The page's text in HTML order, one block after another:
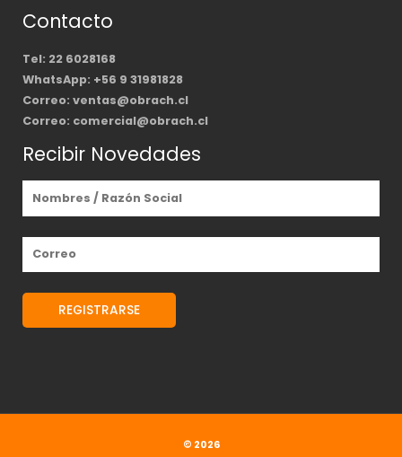
Contacto
Tel: 22 6028168
WhatsApp: +56 9 31981828
Correo: ventas@obrach.cl
Correo: comercial@obrach.cl
Recibir Novedades
© 2026